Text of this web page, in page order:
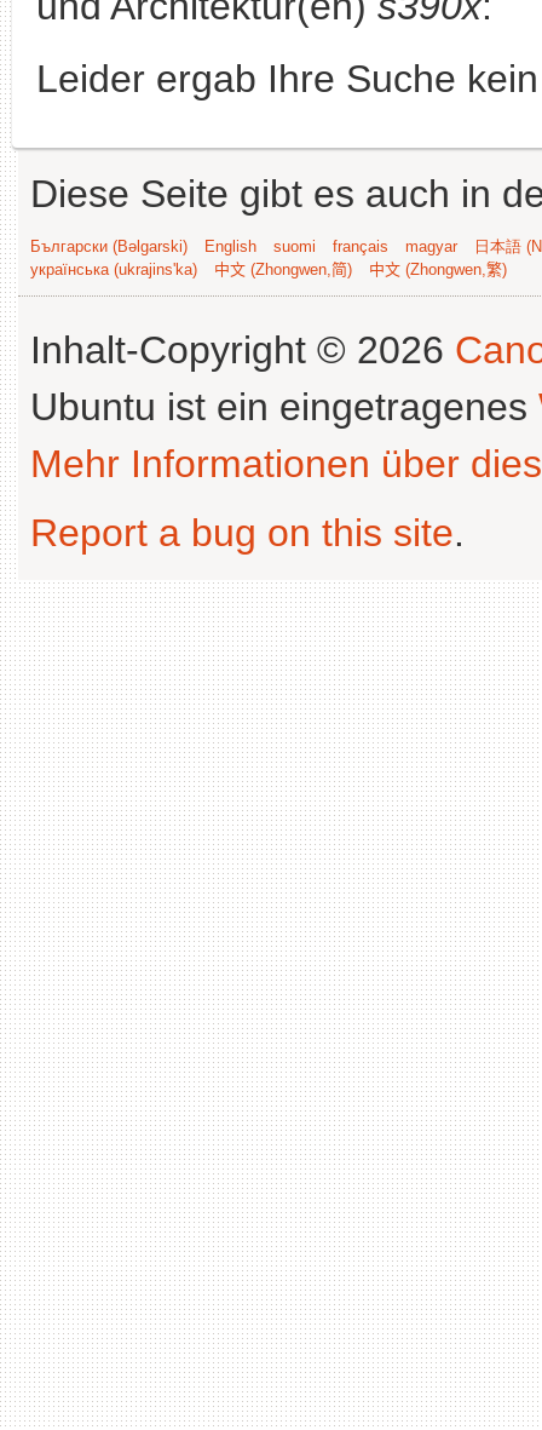
Leider ergab Ihre Suche
Diese Seite gibt es auch in
Български (Bəlgarski) English suomi français magyar
日本語
українська (ukrajins'ka)
中文 (Zhongwen,简) 中文 (Zhongwen,繁)
Inhalt-Copyright © 2026
Ubuntu ist ein eingetragenes
Mehr Informationen über
Report a bug on this site.